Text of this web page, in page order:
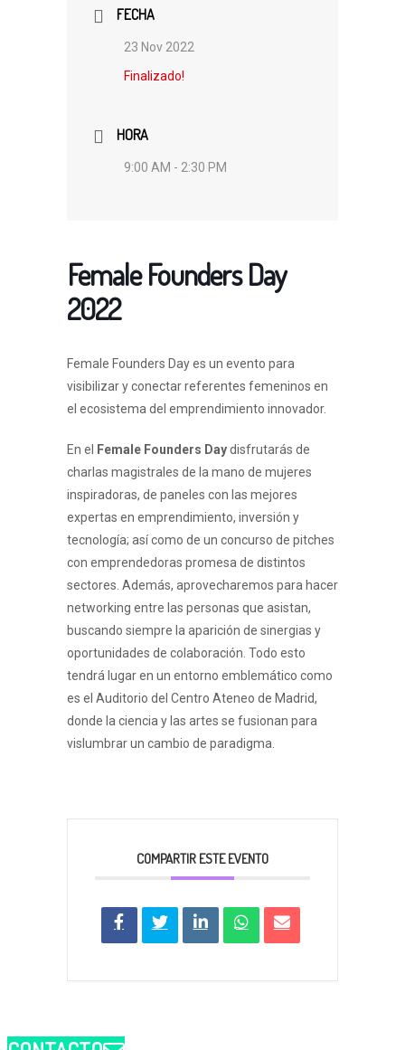
FECHA
23 Nov 2022
Finalizado!
HORA
9:00 AM - 2:30 PM
Female Founders Day
2022
Female Founders Day es un evento para
visibilizar y conectar referentes femeninos en
el ecosistema del emprendimiento innovador.
En el Female Founders Daydisfrutarás de
charlas magistrales de la mano de mujeres
inspiradoras, de paneles con las mejores
expertas en emprendimiento, inversión y
tecnología; así como de un concurso de pitches
con emprendedoras promesa de distintos
sectores. Además, aprovecharemos para hacer
networking entre las personas que asistan,
buscando siempre la aparición de sinergias y
oportunidades de colaboración. Todo esto
tendrá lugar en un entorno emblemático como
es el Auditorio del Centro Ateneo de Madrid,
donde la ciencia y las artes se fusionan para
vislumbrar un cambio de paradigma.
COMPARTIR ESTE EVENTO